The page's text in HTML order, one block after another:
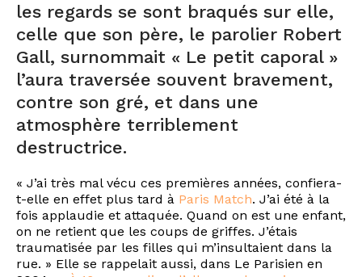
les regards se sont braqués sur elle,
celle que son père, le parolier Robert
Gall, surnommait « Le petit caporal »
l’aura traversée souvent bravement,
contre son gré, et dans une
atmosphère terriblement
destructrice.
« J’ai très mal vécu ces premières années, confiera-
t-elle en effet plus tard à Paris Match. J’ai été à la
fois applaudie et attaquée. Quand on est une enfant,
on ne retient que les coups de griffes. J’étais
traumatisée par les filles qui m’insultaient dans la
rue. » Elle se rappelait aussi, dans Le Parisien en